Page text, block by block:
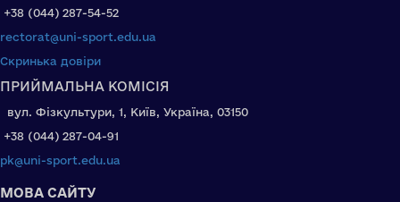
+38 (044) 287-54-52
rectorat@uni-sport.edu.ua
Скринька довіри
ПРИЙМАЛЬНА КОМІСІЯ
вул. Фізкультури, 1, Київ, Україна, 03150
+38 (044) 287-04-91
pk@uni-sport.edu.ua
МОВА САЙТУ